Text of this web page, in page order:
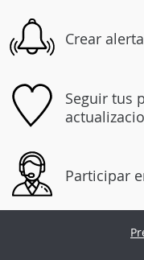
Crear
Seguir tus
Participar